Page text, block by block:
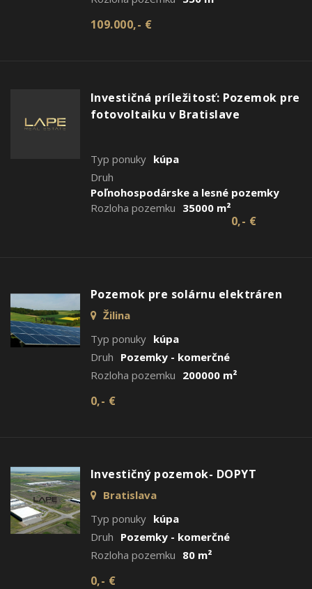
109.000,- €
Investičná príležitosť: Pozemok pre
fotovoltaiku v Bratislave
Typ ponuky kúpa
Druh
Poľnohospodárske a lesné pozemky
Rozloha pozemku 35000 m²
0,- €
Pozemok pre solárnu elektráren
Žilina
Typ ponuky kúpa
Druh Pozemky - komerčné
Rozloha pozemku 200000 m²
0,- €
Investičný pozemok- DOPYT
Bratislava
Typ ponuky kúpa
Druh Pozemky - komerčné
Rozloha pozemku 80 m²
0,- €